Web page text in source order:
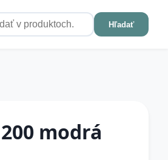
Hľadať
modrá